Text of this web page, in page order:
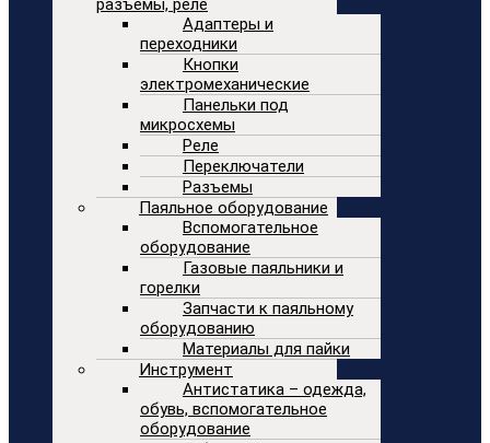
разъемы, реле
Адаптеры и
переходники
Кнопки
электромеханические
Панельки под
микросхемы
Реле
Переключатели
Разъемы
Паяльное оборудование
Вспомогательное
оборудование
Газовые паяльники и
горелки
Запчасти к паяльному
оборудованию
Материалы для пайки
Инструмент
Антистатика – одежда,
обувь, вспомогательное
оборудование